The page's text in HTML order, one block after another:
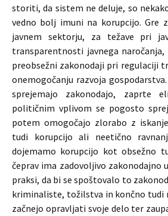
storiti, da sistem ne deluje, so
vedno bolj imuni na korupcijo. Gre
javnem sektorju, za težave pri
transparentnosti javnega
preobsežni zakonodaji pri regulaciji
onemogočanju razvoja
sprejemajo zakonodajo, zaprte
političnim vplivom se pogosto
potem omogočajo zlorabo z
tudi korupcijo ali neetično
dojemamo korupcijo kot obsežno
čeprav ima zadovoljivo zakonodajno
praksi, da bi se spoštovalo to
kriminaliste, tožilstva in končno tudi
začnejo opravljati svoje delo ter